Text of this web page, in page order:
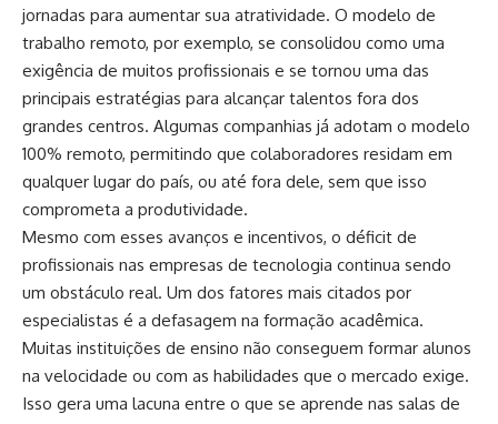
jornadas para aumentar sua atratividade. O modelo de
trabalho remoto, por exemplo, se consolidou como uma
exigência de muitos profissionais e se tornou uma das
principais estratégias para alcançar talentos fora dos
grandes centros. Algumas companhias já adotam o modelo
100% remoto, permitindo que colaboradores residam em
qualquer lugar do país, ou até fora dele, sem que isso
comprometa a produtividade.
Mesmo com esses avanços e incentivos, o déficit de
profissionais nas empresas de tecnologia continua sendo
um obstáculo real. Um dos fatores mais citados por
especialistas é a defasagem na formação acadêmica.
Muitas instituições de ensino não conseguem formar alunos
na velocidade ou com as habilidades que o mercado exige.
Isso gera uma lacuna entre o que se aprende nas salas de